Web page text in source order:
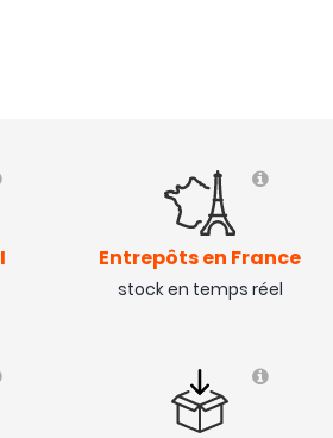
Entrepôts en France
stock en temps réel